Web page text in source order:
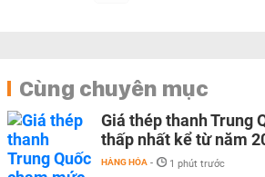
Cùng chuyên mục
Giá thép thanh Trung
thấp nhất kể từ năm
HÀNG HÓA - 1 phút trước